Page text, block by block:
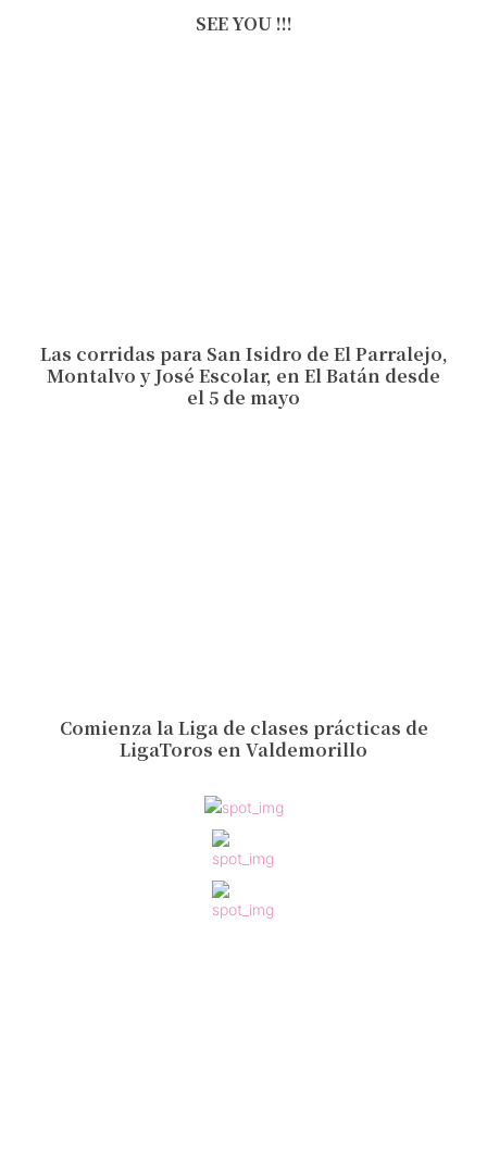
SEE YOU !!!
Las corridas para San Isidro de El Parralejo,
Montalvo y José Escolar, en El Batán desde
el 5 de mayo
Comienza la Liga de clases prácticas de
LigaToros en Valdemorillo